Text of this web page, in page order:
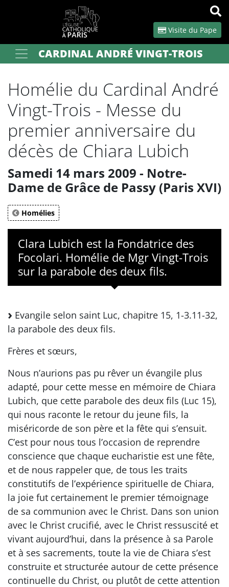
Visite du Pape
Votre recherche OK
CARDINAL ANDRÉ VINGT-TROIS
Homélie du Cardinal André
Vingt-Trois - Messe du
premier anniversaire du
décès de Chiara Lubich
Samedi 14 mars 2009 - Notre-
Dame de Grâce de Passy (Paris XVI)
Homélies
Clara Lubich est la Fondatrice des
Focolari. Homélie de Mgr Vingt-Trois
sur la parabole des deux fils.
Evangile selon saint Luc, chapitre 15, 1-3.11-32,
la parabole des deux fils.
Frères et sœurs,
Nous n’aurions pas pu rêver un évangile plus
adapté, pour cette messe en mémoire de Chiara
Lubich, que cette parabole des deux fils (Luc 15),
qui nous raconte le retour du jeune fils, la
miséricorde de son père et la fête qui s’ensuit.
C’est pour nous tous l’occasion de reprendre
conscience que chaque eucharistie est une fête,
et de nous rappeler que, de tous les traits
constitutifs de l’expérience spirituelle de Chiara,
la joie fut certainement le premier témoignage
de sa communion avec le Christ. Dans son union
avec le Christ crucifié, avec le Christ ressuscité et
vivant aujourd’hui, dans la présence à sa Parole
et à ses sacrements, toute la vie de Chiara s’est
construite et structurée autour de cette présence
continuelle du Christ, ou plutôt de cette attention
Panneau de gestion des cookies